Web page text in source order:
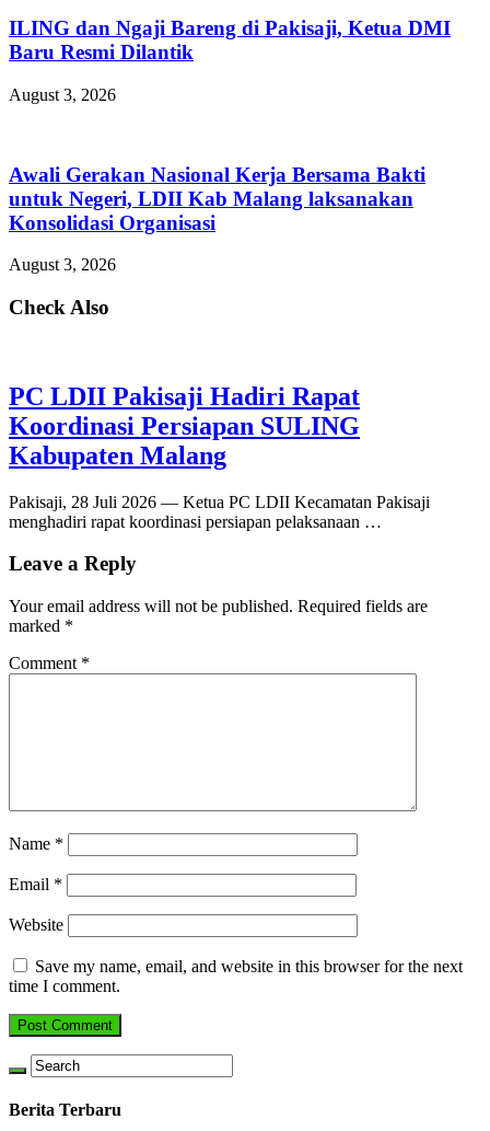
ILING dan Ngaji Bareng di Pakisaji, Ketua DMI
Baru Resmi Dilantik
August 3, 2026
Awali Gerakan Nasional Kerja Bersama Bakti
untuk Negeri, LDII Kab Malang laksanakan
Konsolidasi Organisasi
August 3, 2026
Check Also
PC LDII Pakisaji Hadiri Rapat
Koordinasi Persiapan SULING
Kabupaten Malang
Pakisaji, 28 Juli 2026 — Ketua PC LDII Kecamatan Pakisaji
menghadiri rapat koordinasi persiapan pelaksanaan …
Leave a Reply
Your email address will not be published. Required fields are
marked *
Comment *
Name *
Email *
Website
Save my name, email, and website in this browser for the next
time I comment.
Berita Terbaru